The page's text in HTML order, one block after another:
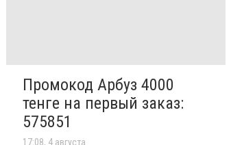
Промокод Арбуз 4000
тенге на первый заказ:
575851
17:08, 4 августа